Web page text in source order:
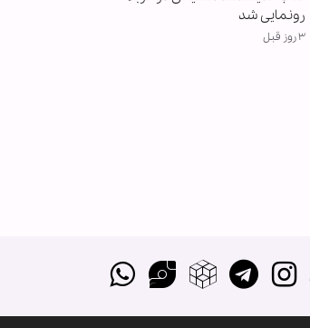
رونمایی شد
۳ روز قبل